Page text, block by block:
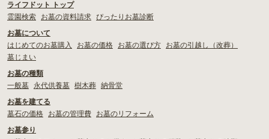
ライフドット トップ
霊園検索
お墓の資料請求 ぴったりお墓診断
お墓について
はじめてのお墓購入
お墓の価格 お墓の選び方
お墓の引越し（改葬）
墓じまい
お墓の種類
一般墓
永代供養墓 樹木葬 納骨堂
お墓を建てる
墓石の価格
お墓の管理費
お墓のリフォーム
お墓参り